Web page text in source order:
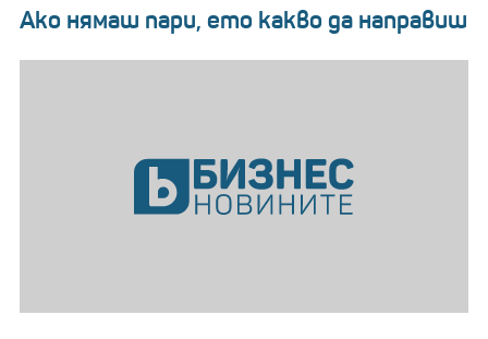
Ако нямаш пари, ето какво да направиш